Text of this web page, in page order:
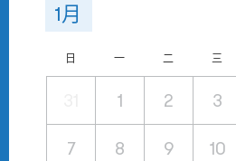
1月
日 一 二 三
1 2 3
7 8 9 10